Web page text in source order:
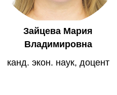
Зайцева Мария
Владимировна
канд. экон. наук, доцент